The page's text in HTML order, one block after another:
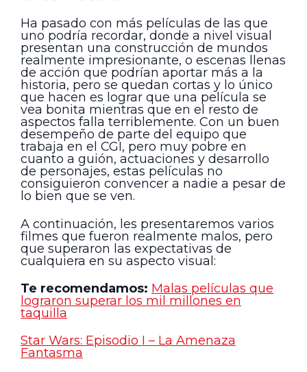
Ha pasado con más películas de las que
uno podría recordar, donde a nivel visual
presentan una construcción de mundos
realmente impresionante, o escenas llenas
de acción que podrían aportar más a la
historia, pero se quedan cortas y lo único
que hacen es lograr que una película se
vea bonita mientras que en el resto de
aspectos falla terriblemente. Con un buen
desempeño de parte del equipo que
trabaja en el CGI, pero muy pobre en
cuanto a guión, actuaciones y desarrollo
de personajes, estas películas no
consiguieron convencer a nadie a pesar de
lo bien que se ven.
A continuación, les presentaremos varios
filmes que fueron realmente malos, pero
que superaron las expectativas de
cualquiera en su aspecto visual:
Te recomendamos: Malas películas que
lograron superar los mil millones en
taquilla
Star Wars: Episodio I – La Amenaza
Fantasma